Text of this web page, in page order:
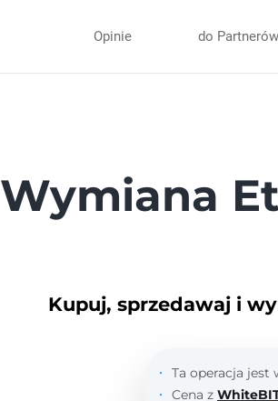
Opinie do Partnerów
Wymiana
Kupuj, sprzedawaj i
Ta operacja jest
Cena z